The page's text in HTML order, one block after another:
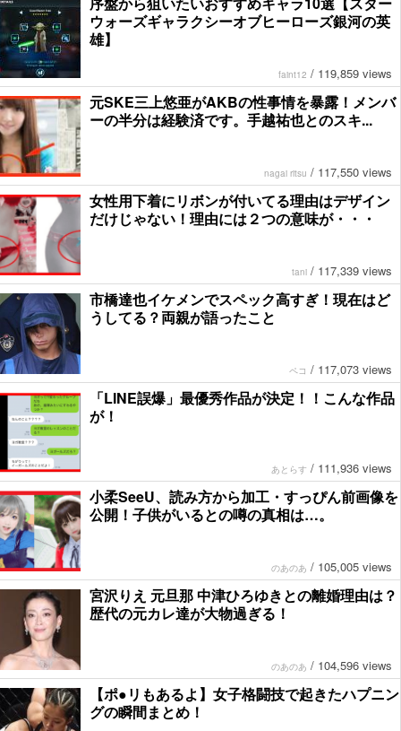
ウォーズギャラクシーオブヒーローズ銀河の英
雄】
faint12 / 119,859 views
元SKE三上悠亜がAKBの性事情を暴露！メンバ
ーの半分は経験済です。手越祐也とのスキ...
nagai ritsu / 117,550 views
女性用下着にリボンが付いてる理由はデザイン
だけじゃない！理由には２つの意味が・・・
tani / 117,339 views
市橋達也イケメンでスペック高すぎ！現在はど
うしてる？両親が語ったこと
ペコ / 117,073 views
「LINE誤爆」最優秀作品が決定！！こんな作品
が！
あとらす / 111,936 views
小柔SeeU、読み方から加工・すっぴん前画像を
公開！子供がいるとの噂の真相は…。
のあのあ / 105,005 views
宮沢りえ 元旦那 中津ひろゆきとの離婚理由は？
歴代の元カレ達が大物過ぎる！
のあのあ / 104,596 views
【ポ●リもあるよ】女子格闘技で起きたハプニン
グの瞬間まとめ！